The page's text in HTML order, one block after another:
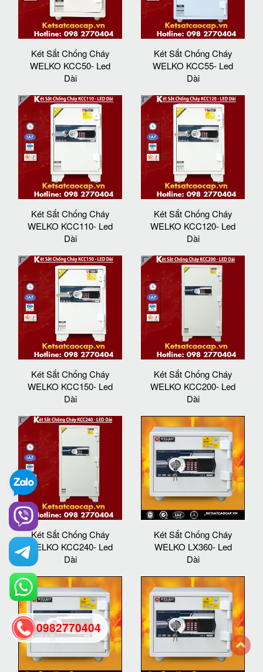
Két Sắt Chống Cháy
WELKO KCC50- Led
Dài
Két Sắt Chống Cháy
WELKO KCC55- Led
Dài
Két Sắt Chống Cháy
WELKO KCC110- Led
Dài
Két Sắt Chống Cháy
WELKO KCC120- Led
Dài
Két Sắt Chống Cháy
WELKO KCC150- Led
Dài
Két Sắt Chống Cháy
WELKO KCC200- Led
Dài
Két Sắt Chống Cháy
WELKO KCC240- Led
Dài
Két Sắt Chống Cháy
WELKO LX360- Led
Dài
0982770404